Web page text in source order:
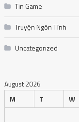
Tin Game
Truyện Ngôn Tình
Uncategorized
August 2026
M
T W